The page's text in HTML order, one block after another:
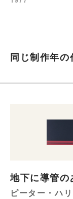
同じ制作年の
地下に導管
ピーター・ハ